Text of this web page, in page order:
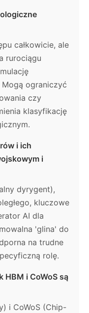
całkowicie, ale
rurociągu
ograniczyć
czy
klasyfikację
i ich
i
dyrygent),
kluczowe
AI dla
'glina' do
na trudne
rolę.
HBM i CoWoS są
i CoWoS (Chip-